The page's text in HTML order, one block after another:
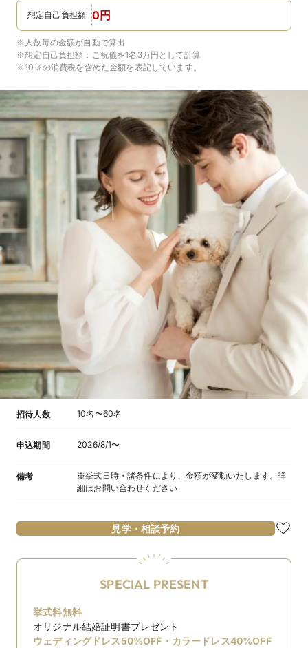
想定自己負担額 0円
※人数毎の金額が自動で算出
※想定自己負担額： ご祝儀を1名3万円 として計算
※10％の消費税を含めた金額を表記しています。
招待人数 10名〜60名
申込期間 2026/8/1〜
備考
※挙式日時・諸条件により、金額が変動いたします。詳
細はお問い合わせください
見学・相談予約
SPECIAL PRESENT
挙式料無料
オリジナル結婚証明書プレゼント
ウェディングドレス50%OFF・カラードレス40%OFF